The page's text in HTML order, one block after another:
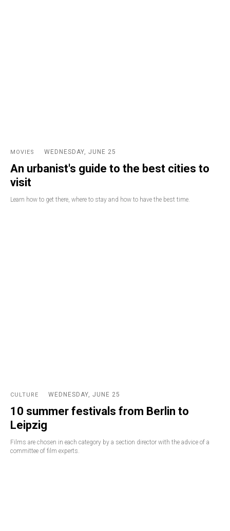
MOVIES WEDNESDAY, JUNE 25
An urbanist's guide to the best cities to
visit
Learn how to get there, where to stay and how to have the best time.
CULTURE WEDNESDAY, JUNE 25
10 summer festivals from Berlin to
Leipzig
Films are chosen in each category by a section director with the advice of a
committee of film experts.